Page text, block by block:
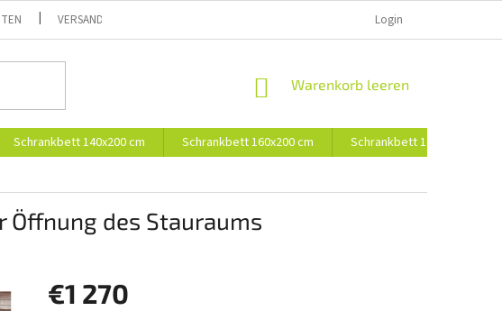
VERSAND UND BEZAHLUNG Login
WARENKORB
Warenkorb leeren
Schrankbett 140x200 cm Schrankbett 160x200 cm
Schrankbett 180x200 cm
des Stauraums
€1 270